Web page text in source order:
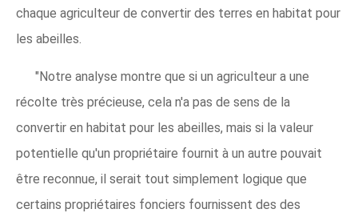
chaque agriculteur de convertir des terres en habitat pour
les abeilles.
"Notre analyse montre que si un agriculteur a une
récolte très précieuse, cela n'a pas de sens de la
convertir en habitat pour les abeilles, mais si la valeur
potentielle qu'un propriétaire fournit à un autre pouvait
être reconnue, il serait tout simplement logique que
certains propriétaires fonciers fournissent des des